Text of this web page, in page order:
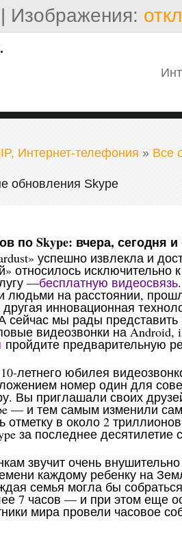
| Изображения:
Интернет-телефония » Все
обновления Skype
по Skype: вчера, сегодня
успешно извлекла и
относилось исключительно
—бесплатную видеосвязь
людьми на расстоянии,
инновационная
сейчас мы рады
видеозвонки на Android,
пройдите предварительную
летнего юбилея
номер один для
Вы приглашали своих
— и тем самым изменили
в около 2
за последнее десятилетие
звучит очень
каждому ребенку на
семья могла бы
7 часов — и при этом еще
мира провели часовое